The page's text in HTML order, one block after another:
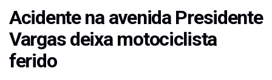
Acidente na avenida Presidente
Vargas deixa motociclista
ferido